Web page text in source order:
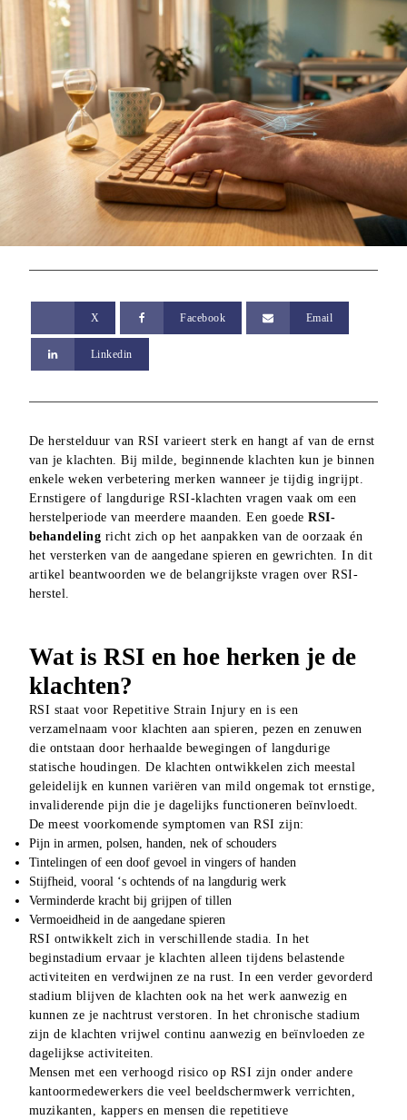
X Facebook Email
Linkedin
De herstelduur van RSI varieert sterk en hangt af van de ernst
van je klachten. Bij milde, beginnende klachten kun je binnen
enkele weken verbetering merken wanneer je tijdig ingrijpt.
Ernstigere of langdurige RSI-klachten vragen vaak om een
herstelperiode van meerdere maanden. Een goede RSI-
behandeling richt zich op het aanpakken van de oorzaak én
het versterken van de aangedane spieren en gewrichten. In dit
artikel beantwoorden we de belangrijkste vragen over RSI-
herstel.
Wat is RSI en hoe herken je de
klachten?
RSI staat voor Repetitive Strain Injury en is een
verzamelnaam voor klachten aan spieren, pezen en zenuwen
die ontstaan door herhaalde bewegingen of langdurige
statische houdingen. De klachten ontwikkelen zich meestal
geleidelijk en kunnen variëren van mild ongemak tot ernstige,
invaliderende pijn die je dagelijks functioneren beïnvloedt.
De meest voorkomende symptomen van RSI zijn:
Pijn in armen, polsen, handen, nek of schouders
Tintelingen of een doof gevoel in vingers of handen
Stijfheid, vooral ‘s ochtends of na langdurig werk
Verminderde kracht bij grijpen of tillen
Vermoeidheid in de aangedane spieren
RSI ontwikkelt zich in verschillende stadia. In het
beginstadium ervaar je klachten alleen tijdens belastende
activiteiten en verdwijnen ze na rust. In een verder gevorderd
stadium blijven de klachten ook na het werk aanwezig en
kunnen ze je nachtrust verstoren. In het chronische stadium
zijn de klachten vrijwel continu aanwezig en beïnvloeden ze
dagelijkse activiteiten.
Mensen met een verhoogd risico op RSI zijn onder andere
kantoormedewerkers die veel beeldschermwerk verrichten,
muzikanten, kappers en mensen die repetitieve